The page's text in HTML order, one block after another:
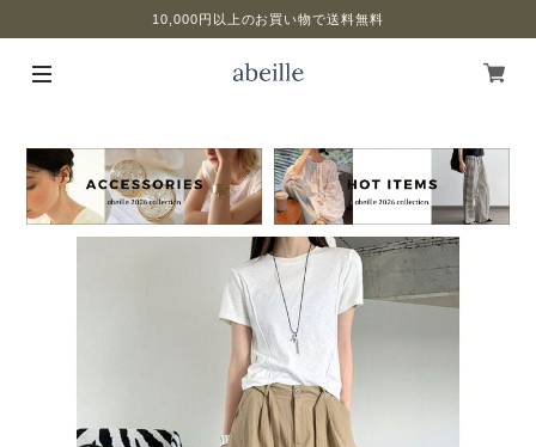
10,000円以上のお買い物で送料無料